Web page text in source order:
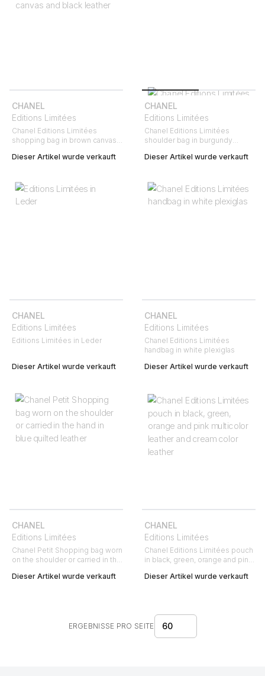
CHANEL
Editions Limitées
Chanel Editions Limitées
shopping bag in brown canvas
Dieser Artikel wurde verkauft
CHANEL
Editions Limitées
Chanel Editions Limitées
shoulder bag in burgundy
Dieser Artikel wurde verkauft
CHANEL
Editions Limitées
Editions Limitées in Leder
Dieser Artikel wurde verkauft
CHANEL
Editions Limitées
Chanel Editions Limitées
handbag in white plexiglas
Dieser Artikel wurde verkauft
CHANEL
Editions Limitées
Chanel Petit Shopping bag worn
on the shoulder or carried in the
Dieser Artikel wurde verkauft
CHANEL
Editions Limitées
Chanel Editions Limitées pouch
in black, green, orange and pink
color leather
Dieser Artikel wurde verkauft
ERGEBNISSE PRO SEITE 60